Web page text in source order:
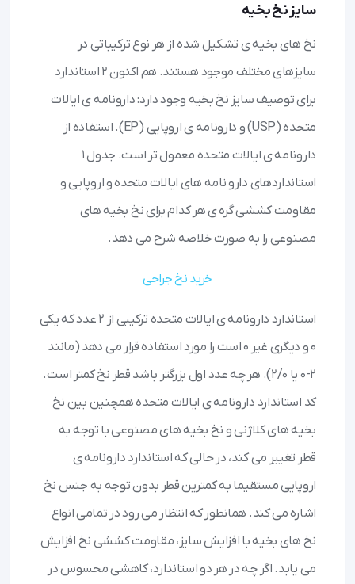
سایز نخ بخیه
نخ های بخیه ی تشکیل شده از هر نوع ترکیباتی در
سایزهای مختلف موجود هستند. هم اکنون ۲ استاندارد
برای توصیف سایز نخ بخیه وجود دارد: دارونامه ی ایالات
متحده (USP) و دارونامه ی اروپایی (EP). استفاده از
دارونامه ی ایالات متحده معمول تر است. جدول ۱
استانداردهای دارو نامه های ایالات متحده و اروپایی و
مقاومت کششی گره ی هر کدام برای نخ بخیه های
مصنوعی را به صورت خلاصه شرح می دهد.
خرید نخ جراحی
استاندارد دارونامه ی ایالات متحده ترکیبی از ۲ عدد که یکی
۰ و دیگری غیر ۰ است را مورد استفاده قرار می دهد (مانند
۲-۰ یا ۲/۰). هر چه عدد اول بزرگتر باشد قطر نخ کمتر است.
کد استاندارد دارونامه ی ایالات متحده همچنین بین نخ
بخیه های کلاژنی و نخ بخیه های مصنوعی با توجه به
قطر تغییر می کند، در حالی که استاندارد دارونامه ی
اروپایی مستقیما به کمترین قطر بدون توجه به جنس نخ
اشاره می کند. همانطور که انتظار می رود در تمامی انواع
نخ های بخیه با افزایش سایز، مقاومت کششی نخ افزایش
می یابد. اگر چه در هر دو استاندارد، کاهشی محسوس در